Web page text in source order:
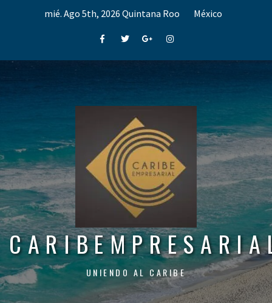
mié. Ago 5th, 2026 Quintana Roo México
FacebookTwitterGoogle+Instagram
UNIENDO AL CARIBE